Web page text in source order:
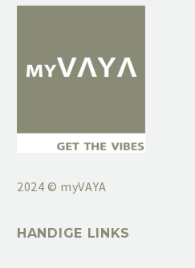
2024 © myVAYA
HANDIGE LINKS